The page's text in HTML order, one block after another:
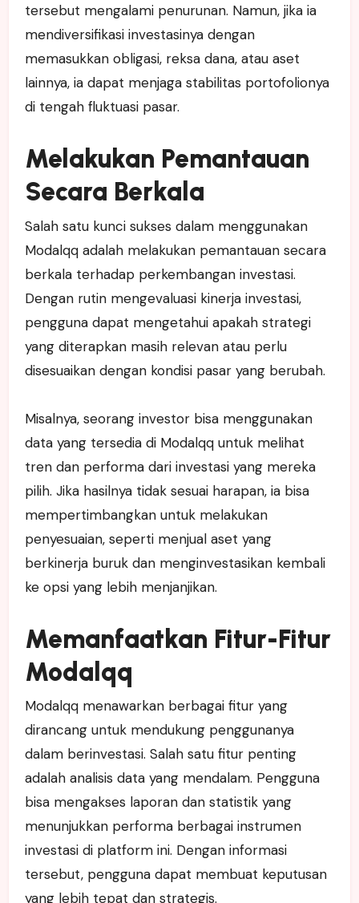
tersebut mengalami penurunan. Namun, jika ia
mendiversifikasi investasinya dengan
memasukkan obligasi, reksa dana, atau aset
lainnya, ia dapat menjaga stabilitas portofolionya
di tengah fluktuasi pasar.
Melakukan Pemantauan
Secara Berkala
Salah satu kunci sukses dalam menggunakan
Modalqq adalah melakukan pemantauan secara
berkala terhadap perkembangan investasi.
Dengan rutin mengevaluasi kinerja investasi,
pengguna dapat mengetahui apakah strategi
yang diterapkan masih relevan atau perlu
disesuaikan dengan kondisi pasar yang berubah.
Misalnya, seorang investor bisa menggunakan
data yang tersedia di Modalqq untuk melihat
tren dan performa dari investasi yang mereka
pilih. Jika hasilnya tidak sesuai harapan, ia bisa
mempertimbangkan untuk melakukan
penyesuaian, seperti menjual aset yang
berkinerja buruk dan menginvestasikan kembali
ke opsi yang lebih menjanjikan.
Memanfaatkan Fitur-Fitur
Modalqq
Modalqq menawarkan berbagai fitur yang
dirancang untuk mendukung penggunanya
dalam berinvestasi. Salah satu fitur penting
adalah analisis data yang mendalam. Pengguna
bisa mengakses laporan dan statistik yang
menunjukkan performa berbagai instrumen
investasi di platform ini. Dengan informasi
tersebut, pengguna dapat membuat keputusan
yang lebih tepat dan strategis.